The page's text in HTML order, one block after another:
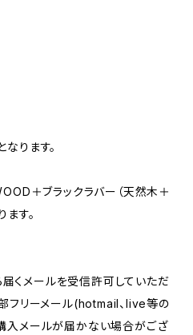
ります。
＋ブラックラバー（天然木＋
す。
届くメールを受信許可していただ
フリーメール(hotmail、live等の
メールが届かない場合がござ